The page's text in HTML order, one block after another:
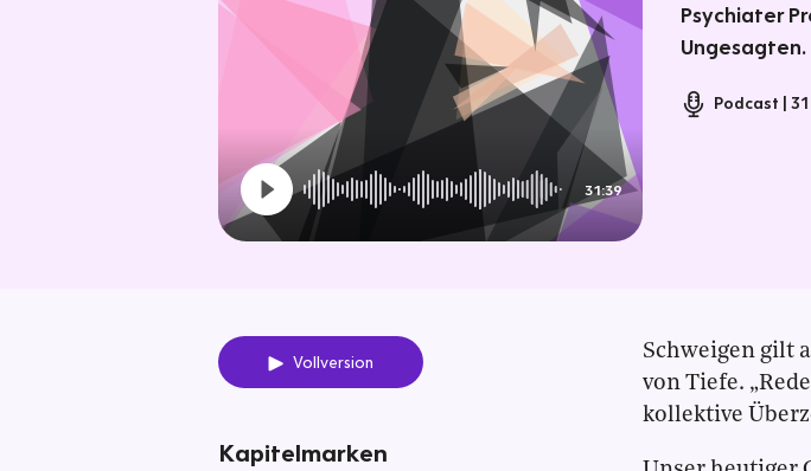
31:39
Psychiater
Ungesagten.
Podcast
Vollversion
Kapitelmarken
Schweigen gilt
von Tiefe.
kollektive